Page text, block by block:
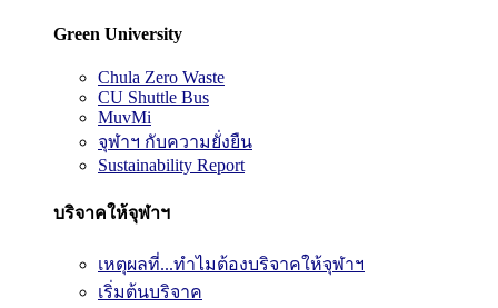
Green University
Chula Zero Waste
CU Shuttle Bus
MuvMi
จุฬาฯ กับความยั่งยืน
Sustainability Report
บริจาคให้จุฬาฯ
เหตุผลที่...ทำไมต้องบริจาคให้จุฬาฯ
เริ่มต้นบริจาค